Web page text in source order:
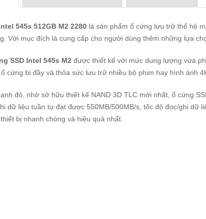
545s 512GB M2 2280 là sản phẩm ổ cứng lưu trữ thế hệ
Với mục đích là cung cấp cho người dùng thêm những lựa
SSD Intel 545s M2 được thiết kế với mức dung lượng vừa
cứng bị đầy và thỏa sức lưu trữ nhiều bộ phim hay hình ảnh
đó, nhờ sở hữu thiết kế NAND 3D TLC mới nhất, ổ cứng
dữ liệu tuần tự đạt được 550MB/500MB/s, tốc độ đọc/ghi dữ
bị nhanh chóng và hiệu quả nhất.